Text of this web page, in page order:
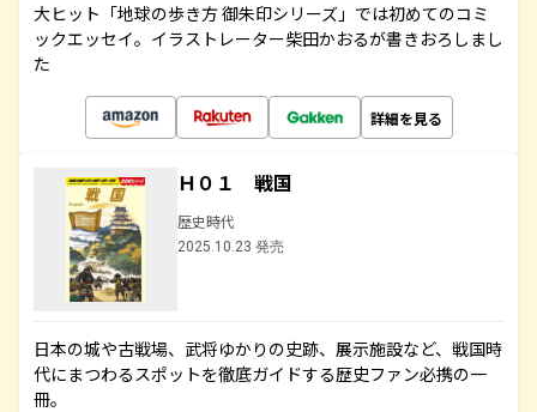
大ヒット「地球の歩き方 御朱印シリーズ」では初めてのコミ
ックエッセイ。イラストレーター柴田かおるが書きおろしまし
た
詳細を見る
Ｈ０１ 戦国
歴史時代
2025.10.23 発売
日本の城や古戦場、武将ゆかりの史跡、展示施設など、戦国時
代にまつわるスポットを徹底ガイドする歴史ファン必携の一
冊。